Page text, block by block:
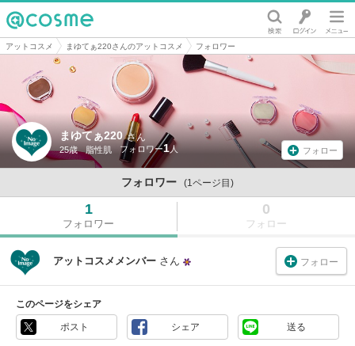
@cosme
アットコスメ まゆてぁ220さんのアットコスメ フォロワー
まゆてぁ220 さん
25歳 脂性肌 1 フォロー
フォロワー (1ページ目)
1
フォロワー
0
フォロー
アットコスメメンバー さん フォロー
このページをシェア
ポスト シェア 送る